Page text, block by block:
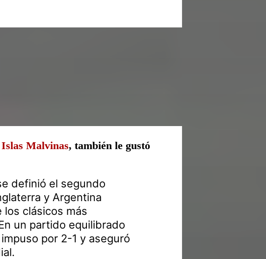
Malvinas, también le gustó
definió el segundo
y Argentina
los clásicos más
un partido equilibrado
por 2-1 y aseguró